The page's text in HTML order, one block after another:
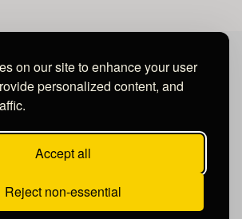
on our site to enhance your user
personalized content, and
Accept all
Reject non-essential
Publishing LLC